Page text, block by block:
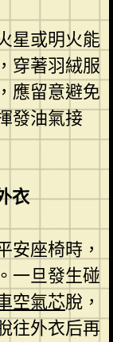
星或明火能
穿著羽絨服
應留意避免
發油氣接
衣
安座椅時，
一旦發生碰
空氣芯脫，
往外衣后再